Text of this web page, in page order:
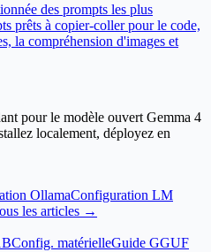
des prompts les plus
prêts à copier-coller pour le code,
la compréhension d'images et
pour le modèle ouvert Gemma 4
localement, déployez en
OllamaConfiguration LM
les articles →
Config. matérielleGuide GGUF